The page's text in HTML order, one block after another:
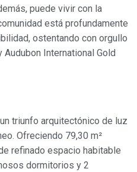
puede vivir con la
está profundamente
ostentando con orgullo
International Gold
triunfo arquitectónico de luz
Ofreciendo 79,30 m²
refinado espacio habitable
dormitorios y 2
Siempre activas
propias para recopilar
mejorar nuestros servicios.
acción podrá ocasionar
la página web.